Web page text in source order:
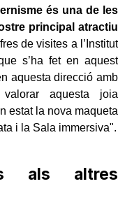
és una de les
principal atractiu
de visites a l’Institut
s’ha fet en aquest
aquesta direcció amb
aquesta joia
estat la nova maqueta
i la Sala immersiva".
als altres